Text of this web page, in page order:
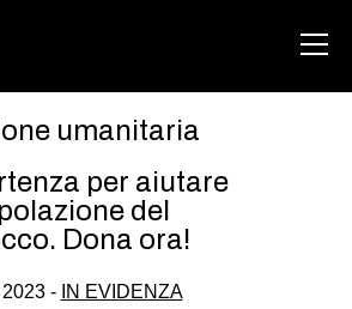
ABOUT
DEGENERAZIONE
umanitaria
per aiutare
del
Dona ora!
- IN EVIDENZA